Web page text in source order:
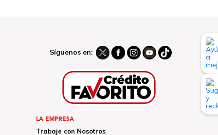
Síguenos en:
LA EMPRESA
Trabaje con Nosotros